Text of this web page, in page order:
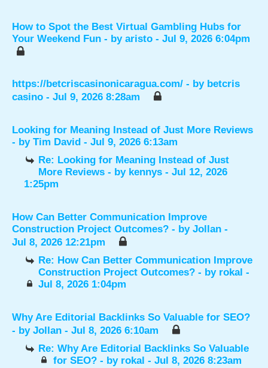
How to Spot the Best Virtual Gambling Hubs for
Your Weekend Fun - by aristo - Jul 9, 2026 6:04pm
https://betcriscasinonicaragua.com/ - by betcris
casino - Jul 9, 2026 8:28am
Looking for Meaning Instead of Just More Reviews
- by Tim David - Jul 9, 2026 6:13am
Re: Looking for Meaning Instead of Just
More Reviews - by kennys - Jul 12, 2026
1:25pm
How Can Better Communication Improve
Construction Project Outcomes? - by Jollan -
Jul 8, 2026 12:21pm
Re: How Can Better Communication Improve
Construction Project Outcomes? - by rokal -
Jul 8, 2026 1:04pm
Why Are Editorial Backlinks So Valuable for SEO?
- by Jollan - Jul 8, 2026 6:10am
Re: Why Are Editorial Backlinks So Valuable
for SEO? - by rokal - Jul 8, 2026 8:23am